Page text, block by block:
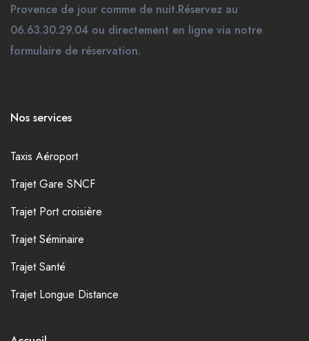
Provence de jour comme de nuit.Réservez au
06.63.30.29.04 ou directement en ligne via notre
formulaire de réservation.
Nos services
Taxis Aéroport
Trajet Gare SNCF
Trajet Port croisière
Trajet Séminaire
Trajet Santé
Trajet Longue Distance